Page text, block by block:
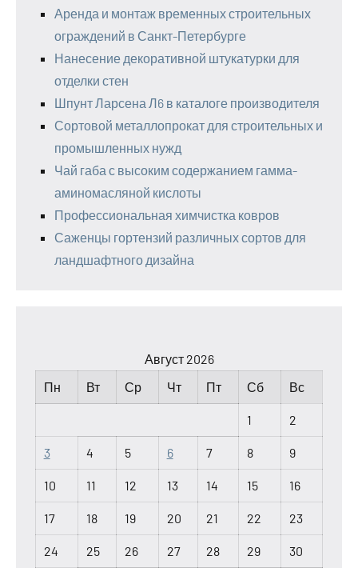
Аренда и монтаж временных строительных
ограждений в Санкт-Петербурге
Нанесение декоративной штукатурки для
отделки стен
Шпунт Ларсена Л6 в каталоге производителя
Сортовой металлопрокат для строительных и
промышленных нужд
Чай габа с высоким содержанием гамма-
аминомасляной кислоты
Профессиональная химчистка ковров
Саженцы гортензий различных сортов для
ландшафтного дизайна
Август 2026
Пн
Вт Ср Чт Пт Сб Вс
1 2
3 4 5 6 7 8 9
10 11 12 13 14 15 16
17 18 19 20 21 22 23
24 25 26 27 28 29 30